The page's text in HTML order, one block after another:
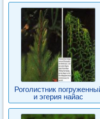
Роголистник
и эгерия найас